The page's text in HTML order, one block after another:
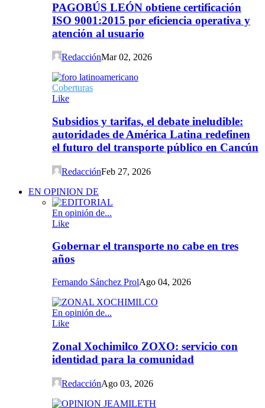
PAGOBÚS LEÓN obtiene certificación
ISO 9001:2015 por eficiencia operativa y
atención al usuario
RedacciónMar 02, 2026
Coberturas
Like
Subsidios y tarifas, el debate ineludible:
autoridades de América Latina redefinen
el futuro del transporte público en Cancún
RedacciónFeb 27, 2026
EN OPINION DE
En opinión de...
Like
Gobernar el transporte no cabe en tres
años
Fernando Sánchez ProlAgo 04, 2026
En opinión de...
Like
Zonal Xochimilco ZOXO: servicio con
identidad para la comunidad
RedacciónAgo 03, 2026